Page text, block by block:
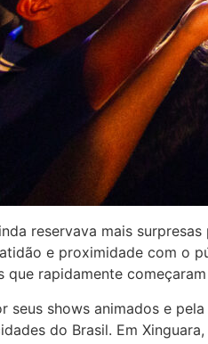
reservava mais
e proximidade com o
que rapidamente
seus shows animados e
do Brasil. Em